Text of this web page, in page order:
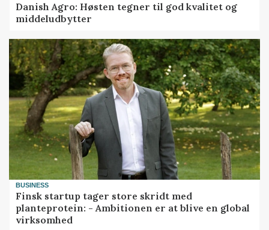
Danish Agro: Høsten tegner til god kvalitet og
middeludbytter
BUSINESS
Finsk startup tager store skridt med
planteprotein: - Ambitionen er at blive en global
virksomhed